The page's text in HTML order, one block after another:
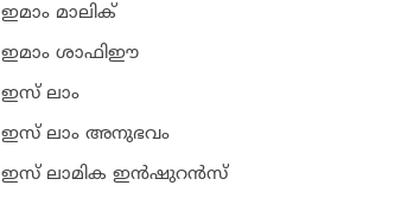
ഇമാം മാലിക്
ഇമാം ശാഫിഈ
ഇസ് ലാം
ഇസ് ലാം അനുഭവം
ഇസ് ലാമിക ഇന്‍ഷുറന്‍സ്‌